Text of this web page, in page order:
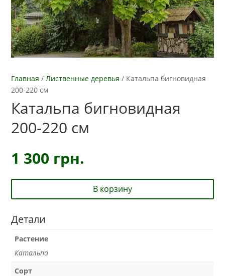
Главная /Лиственные деревья / Катальпа бигновидная
200-220 см
Катальпа бигновидная
200-220 см
1 300 грн.
В корзину
Детали
Растение
Катальпа
Сорт